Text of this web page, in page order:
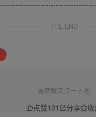
THE END
喜欢就支持一下吧
点赞121 分享